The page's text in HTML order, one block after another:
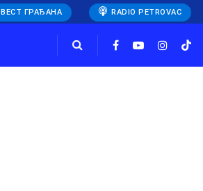
ВЕСТ ГРАЂАНА RADIO PETROVAC